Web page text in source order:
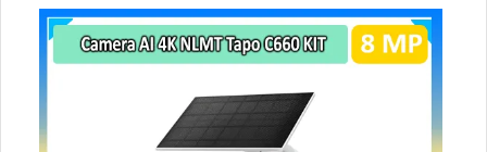
biến Starlight, tầm nhìn lên đến 15 m